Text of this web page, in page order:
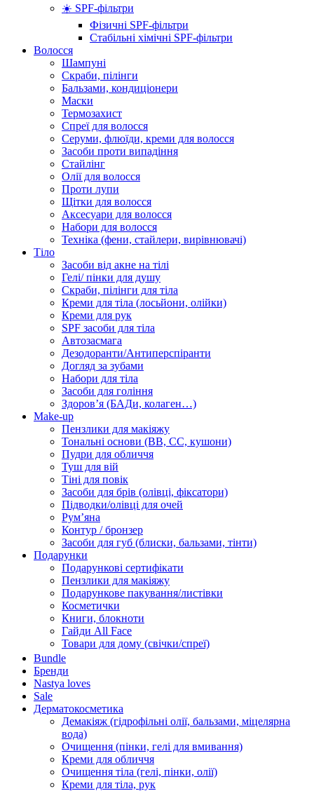
☀️ SPF-фільтри
Фізичні SPF-фільтри
Стабільні хімічні SPF-фільтри
Волосся
Шампуні
Скраби, пілінги
Бальзами, кондиціонери
Маски
Термозахист
Спреї для волосся
Серуми, флюїди, креми для волосся
Засоби проти випадіння
Стайлінг
Олії для волосся
Проти лупи
Щітки для волосся
Аксесуари для волосся
Набори для волосся
Техніка (фени, стайлери, вирівнювачі)
Тіло
Засоби від акне на тілі
Гелі/ пінки для душу
Скраби, пілінги для тіла
Креми для тіла (лосьйони, олійки)
Креми для рук
SPF засоби для тіла
Автозасмага
Дезодоранти/Антиперспіранти
Догляд за зубами
Набори для тіла
Засоби для гоління
Здоровʼя (БАДи, колаген…)
Make-up
Пензлики для макіяжу
Тональні основи (BB, CC, кушони)
Пудри для обличчя
Туш для вій
Тіні для повік
Засоби для брів (олівці, фіксатори)
Підводки/олівці для очей
Румʼяна
Контур / бронзер
Засоби для губ (блиски, бальзами, тінти)
Подарунки
Подарункові сертифікати
Пензлики для макіяжу
Подарункове пакування/листівки
Косметички
Книги, блокноти
Гайди All Face
Товари для дому (свічки/спреї)
Bundle
Бренди
Nastya loves
Sale
Дерматокосметика
Демакіяж (гідрофільні олії, бальзами, міцелярна
вода)
Очищення (пінки, гелі для вмивання)
Креми для обличчя
Очищення тіла (гелі, пінки, олії)
Креми для тіла, рук